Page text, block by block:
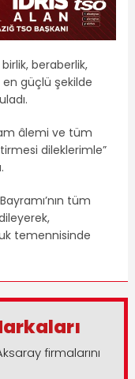
beraberlik,
en güçlü şekilde
âlemi ve tüm
dileklerimle”
tüm
temennisinde
firmalarını